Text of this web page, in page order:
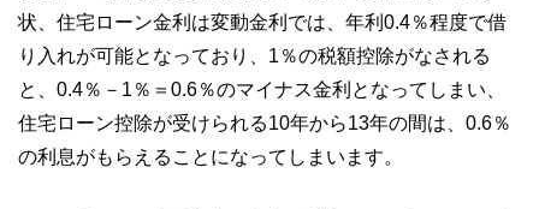
状、住宅ローン金利は変動金利では、年利0.4％程度で借
り入れが可能となっており、1％の税額控除がなされる
と、0.4％－1％＝0.6％のマイナス金利となってしまい、
住宅ローン控除が受けられる10年から13年の間は、0.6％
の利息がもらえることになってしまいます。